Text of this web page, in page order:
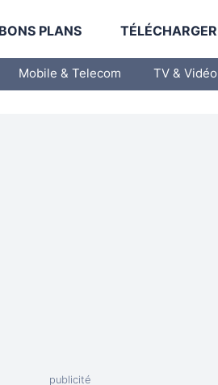
BONS PLANS TÉLÉCHARGER
Mobile & Telecom TV & Vidéo